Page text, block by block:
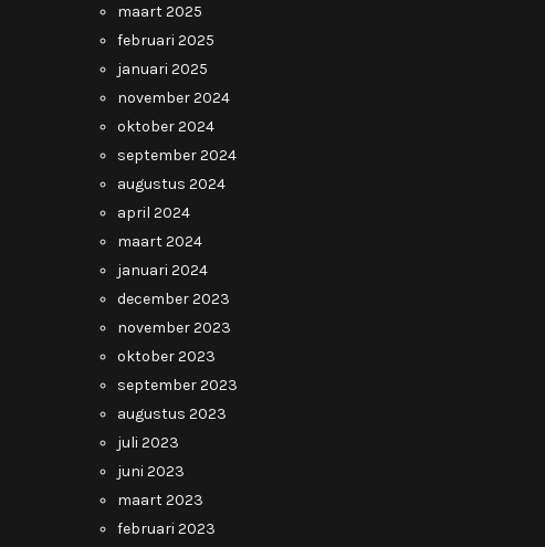
maart 2025
februari 2025
januari 2025
november 2024
oktober 2024
september 2024
augustus 2024
april 2024
maart 2024
januari 2024
december 2023
november 2023
oktober 2023
september 2023
augustus 2023
juli 2023
juni 2023
maart 2023
februari 2023